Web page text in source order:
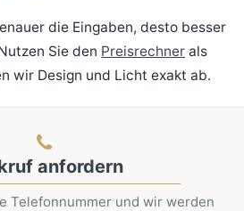
die Eingaben, desto besser
Sie den Preisrechner als
wir Design und Licht exakt ab.
anfordern
Telefonnummer und wir werden